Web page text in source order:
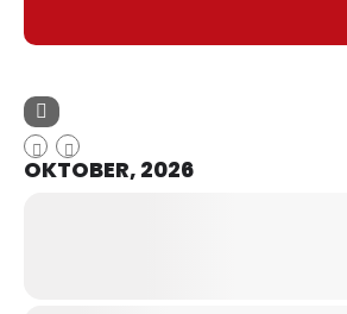
OKTOBER, 2026